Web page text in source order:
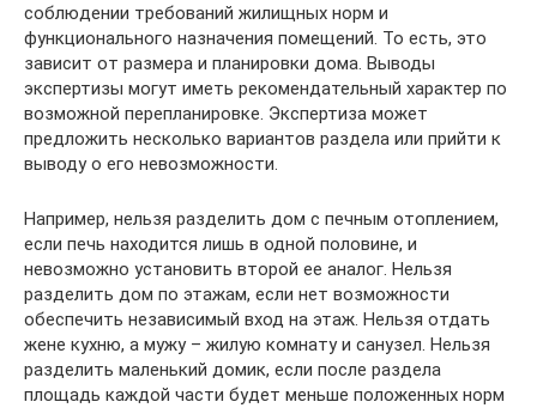
соблюдении требований жилищных норм и
функционального назначения помещений. То есть, это
зависит от размера и планировки дома. Выводы
экспертизы могут иметь рекомендательный характер по
возможной перепланировке. Экспертиза может
предложить несколько вариантов раздела или прийти к
выводу о его невозможности.
Например, нельзя разделить дом с печным отоплением,
если печь находится лишь в одной половине, и
невозможно установить второй ее аналог. Нельзя
разделить дом по этажам, если нет возможности
обеспечить независимый вход на этаж. Нельзя отдать
жене кухню, а мужу – жилую комнату и санузел. Нельзя
разделить маленький домик, если после раздела
площадь каждой части будет меньше положенных норм